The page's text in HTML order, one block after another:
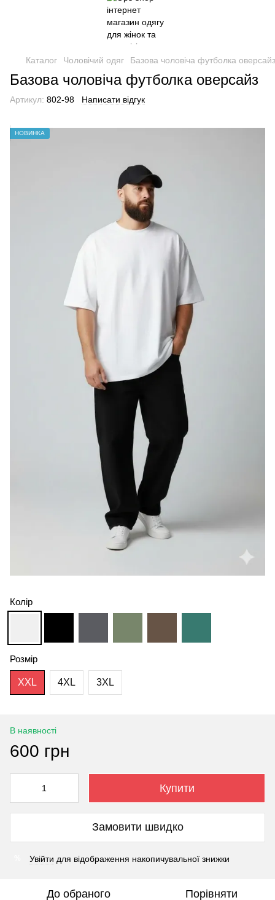
Каталог Чоловічий одяг Базова чоловіча футболка оверсайз
Базова чоловіча футболка оверсайз
Артикул: 802-98 Написати відгук
НОВИНКА
Колір
Розмір
XXL 4XL 3XL
В наявності
600 грн
Купити
Замовити швидко
Увійти для відображення накопичувальної знижки
До обраного Порівняти